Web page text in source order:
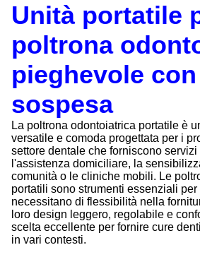
Unità portatile
poltrona
pieghevole
sospesa
La poltrona odontoiatrica portatile è
versatile e comoda progettata per i
settore dentale che forniscono
l'assistenza domiciliare, la
comunità o le cliniche mobili. Le
portatili sono strumenti essenziali
necessitano di flessibilità nella
loro design leggero, regolabile e
scelta eccellente per fornire cure
in vari contesti.